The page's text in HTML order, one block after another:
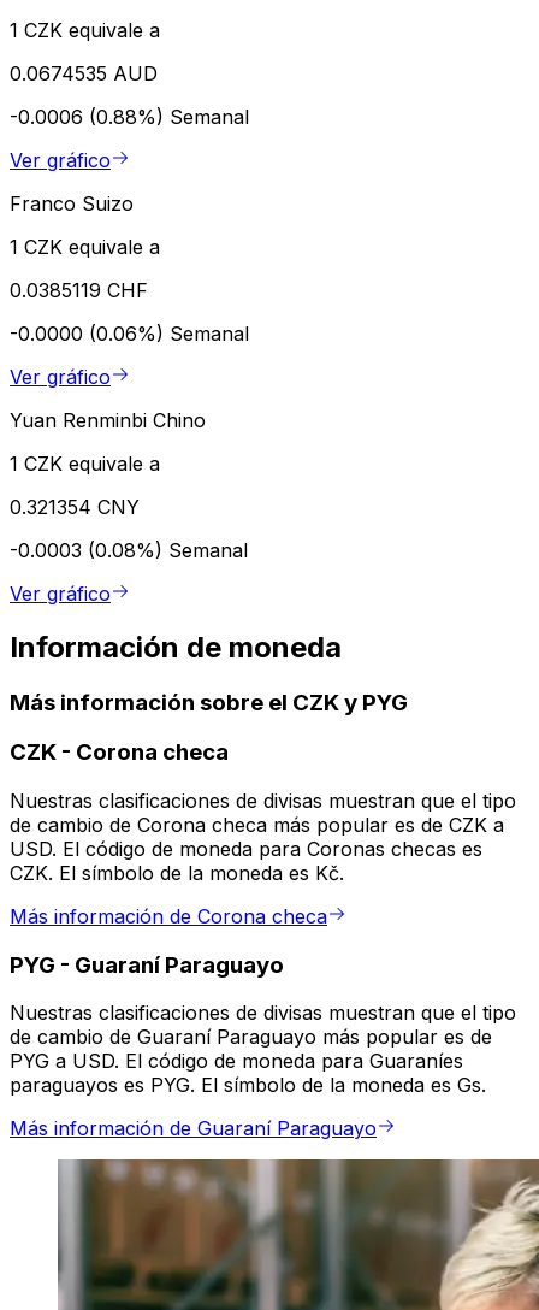
1 CZK equivale a
0.0674535 AUD
-0.0006 (0.88%) Semanal
Ver gráfico
Franco Suizo
1 CZK equivale a
0.0385119 CHF
-0.0000 (0.06%) Semanal
Ver gráfico
Yuan Renminbi Chino
1 CZK equivale a
0.321354 CNY
-0.0003 (0.08%) Semanal
Ver gráfico
Información de moneda
Más información sobre el CZK y PYG
CZK - Corona checa
Nuestras clasificaciones de divisas muestran que el tipo
de cambio de Corona checa más popular es de CZK a
USD. El código de moneda para Coronas checas es
CZK. El símbolo de la moneda es Kč.
Más información de Corona checa
PYG - Guaraní Paraguayo
Nuestras clasificaciones de divisas muestran que el tipo
de cambio de Guaraní Paraguayo más popular es de
PYG a USD. El código de moneda para Guaraníes
paraguayos es PYG. El símbolo de la moneda es Gs.
Más información de Guaraní Paraguayo